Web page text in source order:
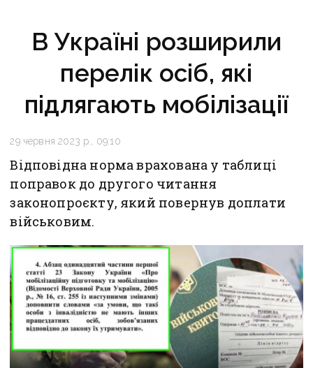
В Україні розширили
перелік осіб, які
підлягають мобілізації
29 червня 2023 р., 09:10
Відповідна норма врахована у таблиці
поправок до другого читання
законопроєкту, який повернув доплати
військовим.